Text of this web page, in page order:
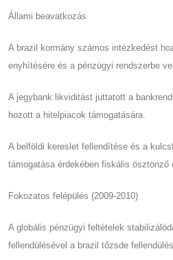
Állami beavatkozás
A brazil kormány számos intézkedést
enyhítésére és a pénzügyi rendszerbe
A jegybank likviditást juttatott a
hozott a hitelpiacok támogatására.
A belföldi kereslet fellendítése és a
támogatása érdekében fiskális
Fokozatos felépülés (2009-2010)
A globális pénzügyi feltételek
fellendülésével a brazil tőzsde